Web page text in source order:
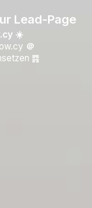
Lead-Page
☀️
＠
䷴